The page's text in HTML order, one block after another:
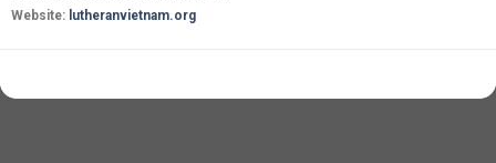
Website: lutheranvietnam.org